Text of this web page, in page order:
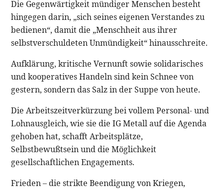
Die Gegenwärtigkeit mündiger Menschen besteht
hingegen darin, „sich seines eigenen Verstandes zu
bedienen“, damit die „Menschheit aus ihrer
selbstverschuldeten Unmündigkeit“ hinausschreite.
Aufklärung, kritische Vernunft sowie solidarisches
und kooperatives Handeln sind kein Schnee von
gestern, sondern das Salz in der Suppe von heute.
Die Arbeitszeitverkürzung bei vollem Personal- und
Lohnausgleich, wie sie die IG Metall auf die Agenda
gehoben hat, schafft Arbeitsplätze,
Selbstbewußtsein und die Möglichkeit
gesellschaftlichen Engagements.
Frieden – die strikte Beendigung von Kriegen,